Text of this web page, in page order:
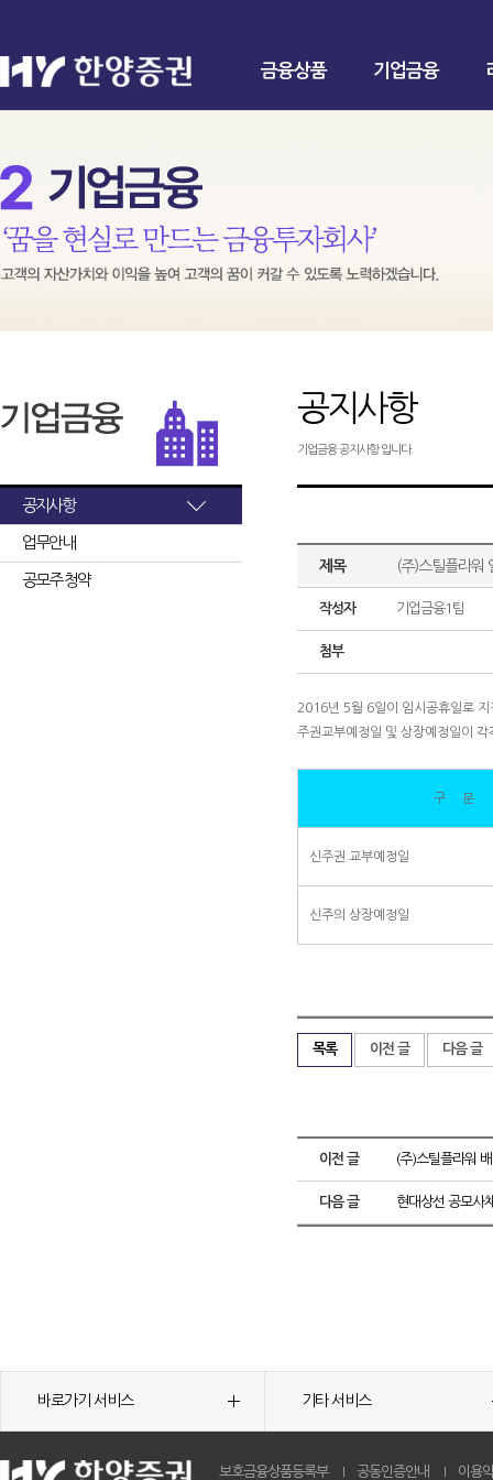
금융상품 기업금융
공지사항
업무안내
공모주 청약
공지사항
기업금융 공지사항 입니다.
제목 (주)스틸플라워
작성자 기업금융1팀
첨부
2016년 5월 6일이 임시공휴일로 지
주권교부예정일 및 상장예정일이
구 분
신주권 교부예정일
신주의 상장예정일
목록 이전 글 다음 글
이전 글 (주)스틸플라워
다음 글 현대상선 공모사
바로가기 서비스 기타 서비스
보호금융상품등록부 공동인증안내 이용